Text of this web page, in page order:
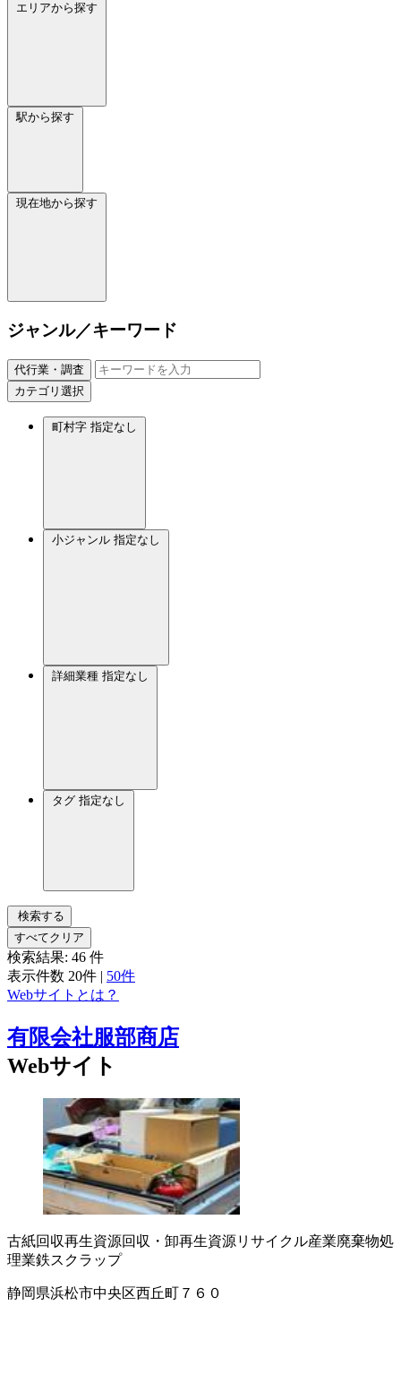
エリアから探す
駅から探す
現在地から探す
ジャンル／キーワード
代行業・調査
カテゴリ選択
町村字 指定なし
小ジャンル 指定なし
詳細業種 指定なし
タグ 指定なし
検索する
すべてクリア
検索結果: 46 件
表示件数 20件 | 50件
Webサイトとは？
有限会社服部商店
Webサイト
古紙回収再生資源回収・卸再生資源リサイクル産業廃棄物処
理業鉄スクラップ
静岡県浜松市中央区西丘町７６０